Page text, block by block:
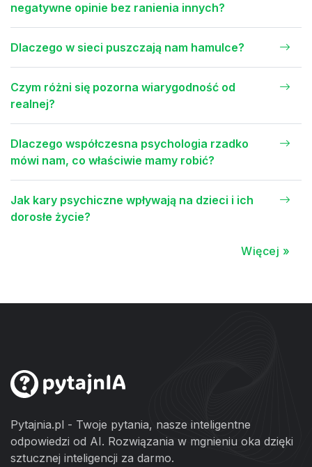
negatywne opinie bez ranienia innych?
Dlaczego w sieci puszczają nam hamulce?
Czym różni się pozorna wiarygodność od
realnej?
Dlaczego współczesna psychologia rzadko
mówi nam, co właściwie mamy robić?
Jak kary psychiczne wpływają na dzieci i ich
dorosłe życie?
Więcej »
Pytajnia.pl - Twoje pytania, nasze inteligentne
odpowiedzi od AI. Rozwiązania w mgnieniu oka dzięki
sztucznej inteligencji za darmo.